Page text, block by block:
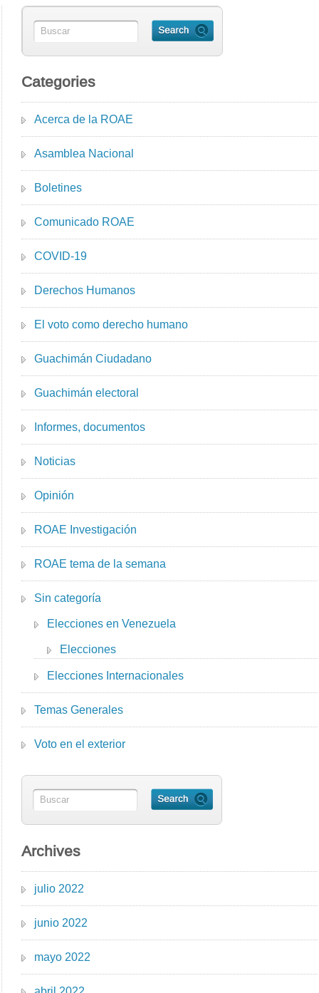
Categories
Acerca de la ROAE
Asamblea Nacional
Boletines
Comunicado ROAE
COVID-19
Derechos Humanos
El voto como derecho humano
Guachimán Ciudadano
Guachimán electoral
Informes, documentos
Noticias
Opinión
ROAE Investigación
ROAE tema de la semana
Sin categoría
Elecciones en Venezuela
Elecciones
Elecciones Internacionales
Temas Generales
Voto en el exterior
Archives
julio 2022
junio 2022
mayo 2022